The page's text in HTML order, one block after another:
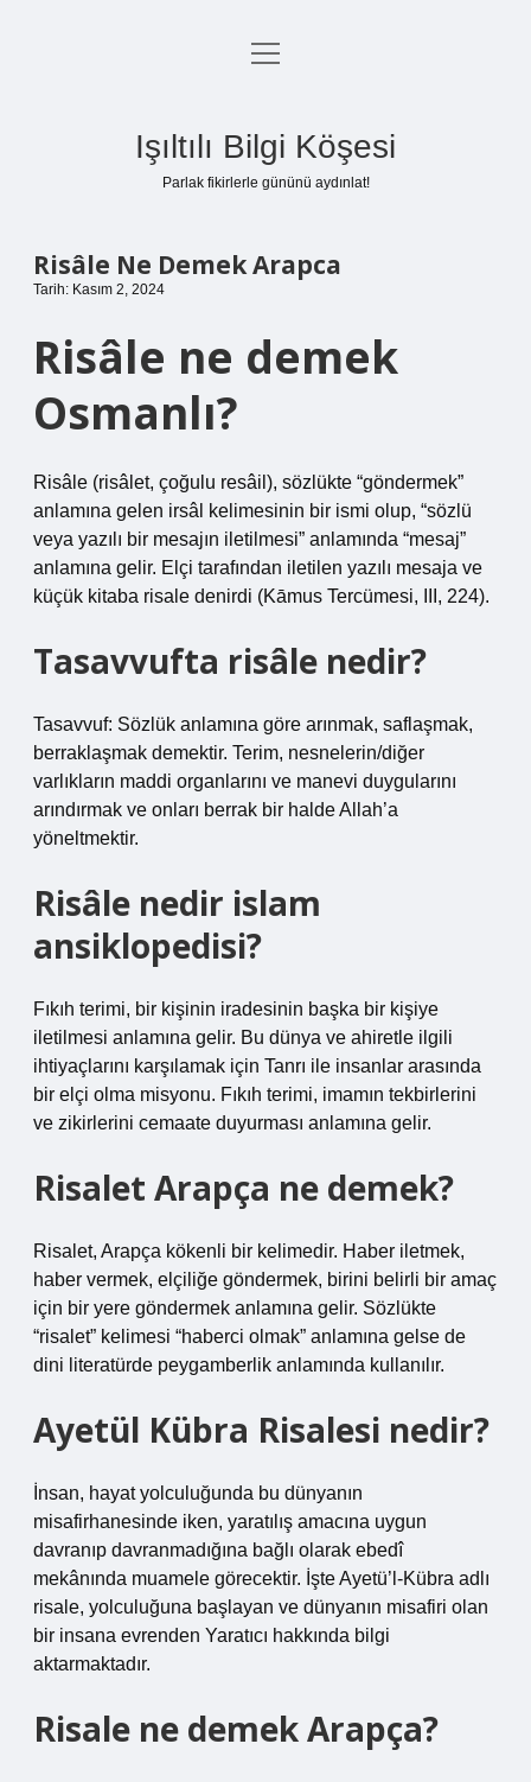
Anasayfa
Yasal Uyarı
menüyü
Işıltılı Bilgi Köşesi
Parlak fikirlerle gününü aydınlat!
Risâle Ne Demek Arapca
Tarih: Kasım 2, 2024
Risâle ne demek
Osmanlı?
Risâle (risâlet, çoğulu resâil), sözlükte “göndermek”
anlamına gelen irsâl kelimesinin bir ismi olup, “sözlü
veya yazılı bir mesajın iletilmesi” anlamında “mesaj”
anlamına gelir. Elçi tarafından iletilen yazılı mesaja ve
küçük kitaba risale denirdi (Kāmus Tercümesi, III, 224).
Tasavvufta risâle nedir?
Tasavvuf: Sözlük anlamına göre arınmak, saflaşmak,
berraklaşmak demektir. Terim, nesnelerin/diğer
varlıkların maddi organlarını ve manevi duygularını
arındırmak ve onları berrak bir halde Allah’a
yöneltmektir.
Risâle nedir islam
ansiklopedisi?
Fıkıh terimi, bir kişinin iradesinin başka bir kişiye
iletilmesi anlamına gelir. Bu dünya ve ahiretle ilgili
ihtiyaçlarını karşılamak için Tanrı ile insanlar arasında
bir elçi olma misyonu. Fıkıh terimi, imamın tekbirlerini
ve zikirlerini cemaate duyurması anlamına gelir.
Risalet Arapça ne demek?
Risalet, Arapça kökenli bir kelimedir. Haber iletmek,
haber vermek, elçiliğe göndermek, birini belirli bir amaç
için bir yere göndermek anlamına gelir. Sözlükte
“risalet” kelimesi “haberci olmak” anlamına gelse de
dini literatürde peygamberlik anlamında kullanılır.
Ayetül Kübra Risalesi nedir?
İnsan, hayat yolculuğunda bu dünyanın
misafirhanesinde iken, yaratılış amacına uygun
davranıp davranmadığına bağlı olarak ebedî
mekânında muamele görecektir. İşte Ayetü’l-Kübra adlı
risale, yolculuğuna başlayan ve dünyanın misafiri olan
bir insana evrenden Yaratıcı hakkında bilgi
aktarmaktadır.
Risale ne demek Arapça?